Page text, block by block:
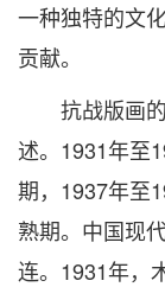
一种独特的文
贡献。
抗战版画的
述。1931年至
期，1937年至
熟期。中国现
连。1931年，